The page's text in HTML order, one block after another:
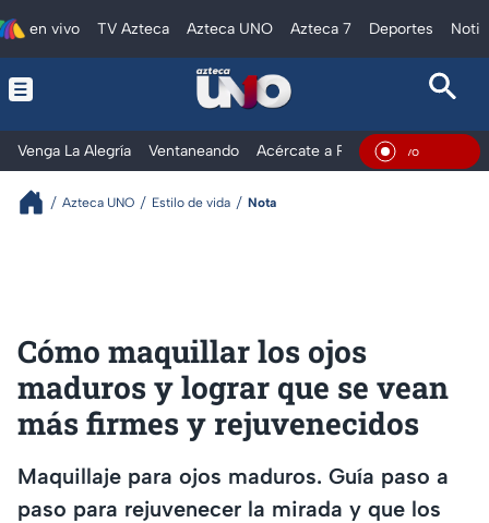
en vivo TV Azteca Azteca UNO Azteca 7 Deportes
Venga La Alegría Ventaneando Acércate a Rocío Al ExtremoEn
Azteca UNO Estilo de vida Nota
Cómo maquillar los ojos
maduros y lograr que se vean
más firmes y rejuvenecidos
Maquillaje para ojos maduros. Guía paso a
paso para rejuvenecer la mirada y que los